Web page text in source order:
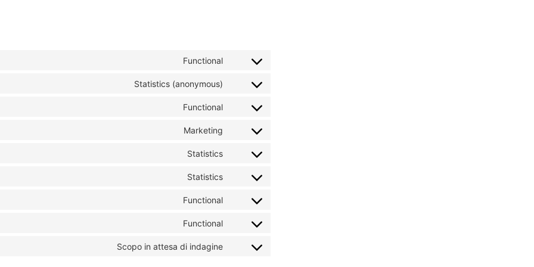
Functional
Statistics (anonymous)
Functional
Marketing
Statistics
Statistics
Functional
Functional
Scopo in attesa di indagine